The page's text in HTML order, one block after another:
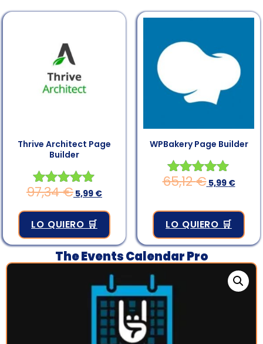
Thrive Architect Page
Builder
Valorado en
97,34€ 5,99 €
LO QUIERO 🛒
WPBakery Page Builder
Valorado en
65,12€ 5,99 €
LO QUIERO 🛒
The Events Calendar Pro